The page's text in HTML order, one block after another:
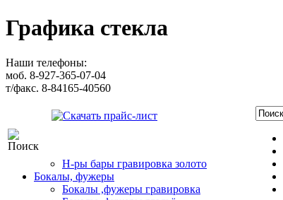
Графика стекла
Наши телефоны:
моб. 8-927-365-07-04
т/факс. 8-84165-40560
Н-ры бары гравировка золото
Бокалы, фужеры
Бокалы ,фужеры гравировка